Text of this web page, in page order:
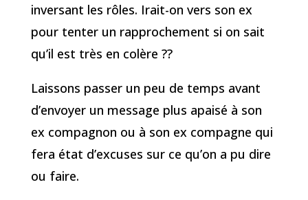
inversant les rôles. Irait-on vers son ex
pour tenter un rapprochement si on sait
qu’il est très en colère ??
Laissons passer un peu de temps avant
d’envoyer un message plus apaisé à son
ex compagnon ou à son ex compagne qui
fera état d’excuses sur ce qu’on a pu dire
ou faire.